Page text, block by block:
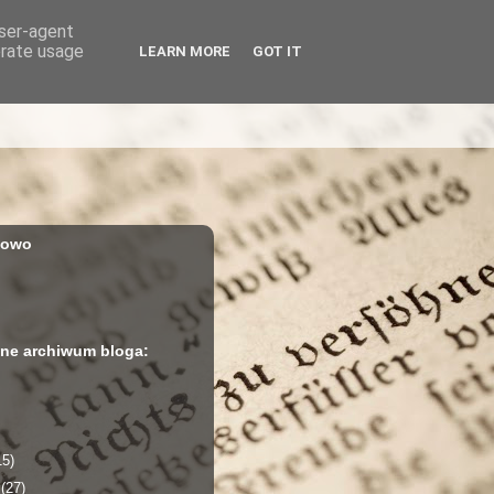
archiwum bloga:
(27)
agent
usage
LEARN MORE GOT IT